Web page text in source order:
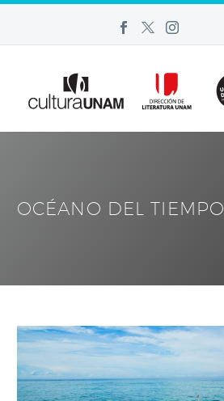
OCÉANO DEL TIEMPO